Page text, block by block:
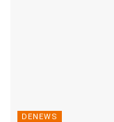
DENEWS